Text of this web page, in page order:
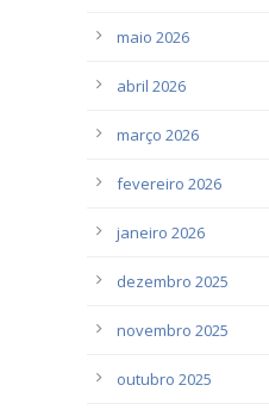
maio 2026
abril 2026
março 2026
fevereiro 2026
janeiro 2026
dezembro 2025
novembro 2025
outubro 2025